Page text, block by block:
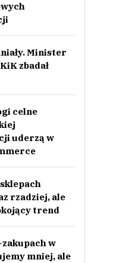
Minister
zbadał
celne
uderzą w
rzadziej, ale
trend
zakupach w
mniej, ale